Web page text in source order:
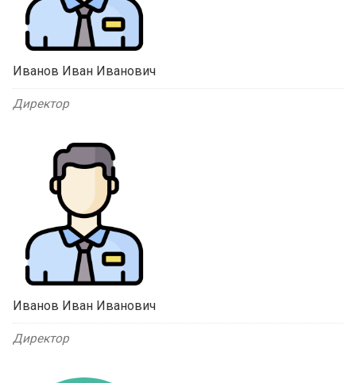
Иванов Иван Иванович
Директор
Иванов Иван Иванович
Директор